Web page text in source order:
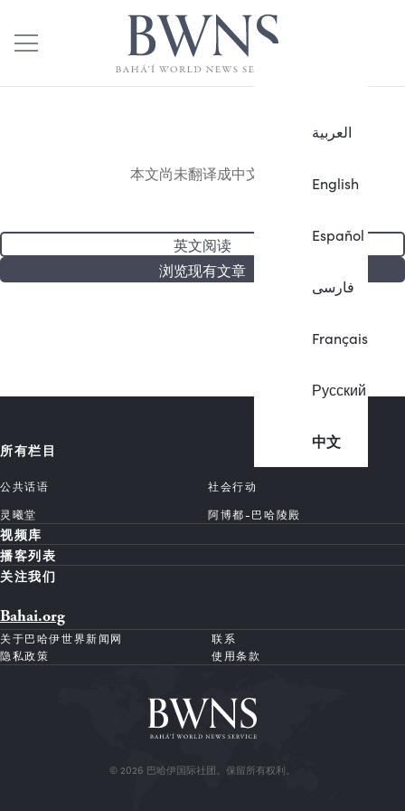
العربية
English
Español
فارسی
Français
Русский
中文
本文尚未翻译成中文。
英文阅读
浏览现有文章
所有栏目
公共话语
社会行动
灵曦堂
阿博都-巴哈陵殿
视频库
播客列表
关注我们
Bahai.org
关于巴哈伊世界新闻网
联系
隐私政策
使用条款
© 2026 巴哈伊国际社团。保留所有权利。